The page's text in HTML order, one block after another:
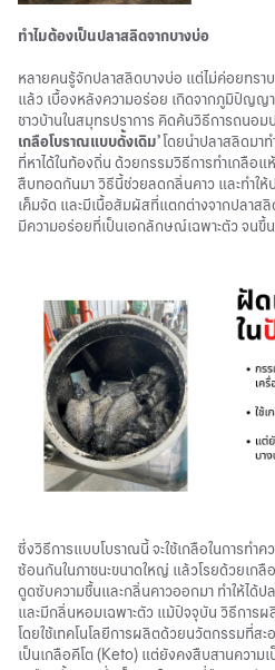
ทำไมต้องเป็นปลาสลิดจากบางบ่อ
หลายคนรู้จักปลาสลิดบางบ่อ แต่ไม่ค่อยทรา
แล้ว เบื้องหลังความอร่อย เกิดจากภูมิปัญญ
ชาวบ้านในสมุทรปราการ คิดค้นวิธีการถนอ
เกลือโบราณแบบดั้งเดิม’โดยนำปลาสลิดมา
ที่หาได้ในท้องถิ่น ด้วยกรรมวิธีการทำเกลือแ
สืบทอดกันมา วิธีนี้ช่วยลดกลิ่นคาว และทำใ
เค็มจัด และมีเนื้อสัมผัสที่แตกต่างจากปลาส
มีความอร่อยที่เป็นเอกลักษณ์เฉพาะตัว จนขึ้
ซึ่งวิธีการแบบโบราณนี้ จะใช้เกลือในการทำค
ซ้อนกันในภาชนะขนาดใหญ่ แล้วโรยด้วยเกลื
ดูดซับความชื้นและกลิ่นคาวออกมา ทำให้ได้
และมีกลิ่นหอมเฉพาะตัว แม้ปัจจุบัน วิธีการ
โดยใช้เทคโนโลยีการผลิตด้วยนวัตกรรมที่ส
เป็นเกลือคีโต (Keto) แต่ยังคงสืบสานควา